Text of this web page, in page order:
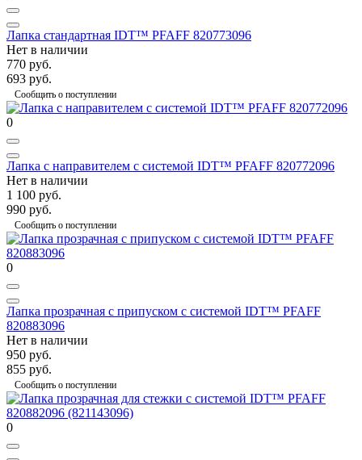
Лапка стандартная IDT™ PFAFF 820773096
Нет в наличии
770 руб.
693 руб.
Сообщить о поступлении
0
Лапка с направителем с системой IDT™ PFAFF 820772096
Нет в наличии
1 100 руб.
990 руб.
Сообщить о поступлении
0
Лапка прозрачная с припуском с системой IDT™ PFAFF
820883096
Нет в наличии
950 руб.
855 руб.
Сообщить о поступлении
0